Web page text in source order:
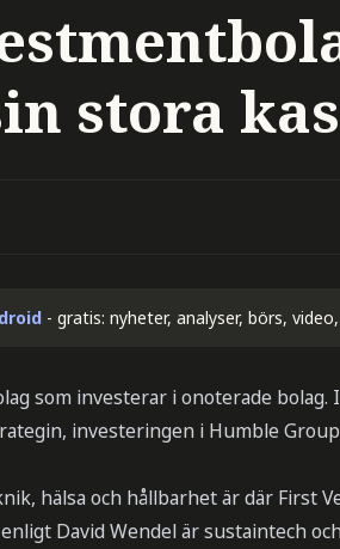
stora
- gratis: nyheter, analyser, börs,
som investerar i onoterade bolag.
investeringen i Humble
hälsa och hållbarhet är där First
David Wendel är sustaintech